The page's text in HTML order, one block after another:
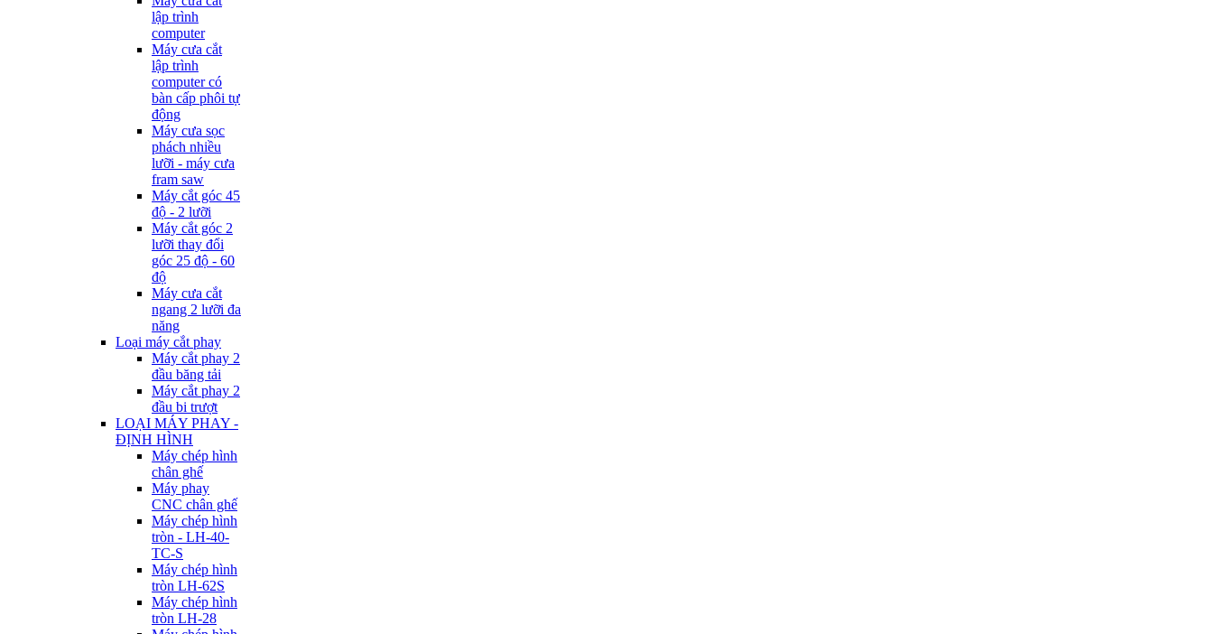
lập trình
computer
Máy cưa cắt
lập trình
computer có
bàn cấp phôi tự
động
Máy cưa sọc
phách nhiều
lưỡi - máy cưa
fram saw
Máy cắt góc 45
độ - 2 lưỡi
Máy cắt góc 2
lưỡi thay đổi
góc 25 độ - 60
độ
Máy cưa cắt
ngang 2 lưỡi đa
năng
Loại máy cắt phay
Máy cắt phay 2
đầu băng tải
Máy cắt phay 2
đầu bi trượt
LOẠI MÁY PHAY -
ĐỊNH HÌNH
Máy chép hình
chân ghế
Máy phay
CNC chân ghế
Máy chép hình
tròn - LH-40-
TC-S
Máy chép hình
tròn LH-62S
Máy chép hình
tròn LH-28